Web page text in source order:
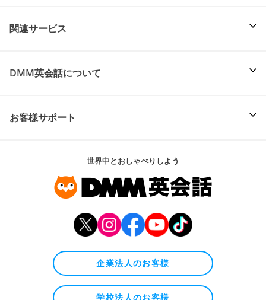
関連サービス
DMM英会話について
お客様サポート
世界中とおしゃべりしよう
企業法人のお客様
学校法人のお客様